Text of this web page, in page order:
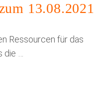
13.08.2021
Ressourcen für das
…